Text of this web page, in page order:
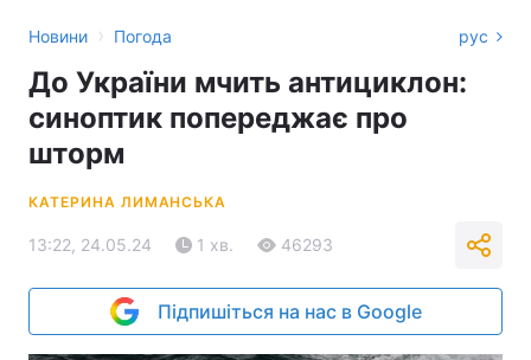
Новини › Погода рус
До України мчить антициклон:
синоптик попереджає про
шторм
КАТЕРИНА ЛИМАНСЬКА
13:22, 24.05.24 1 хв. 46293
Підпишіться на нас в Google